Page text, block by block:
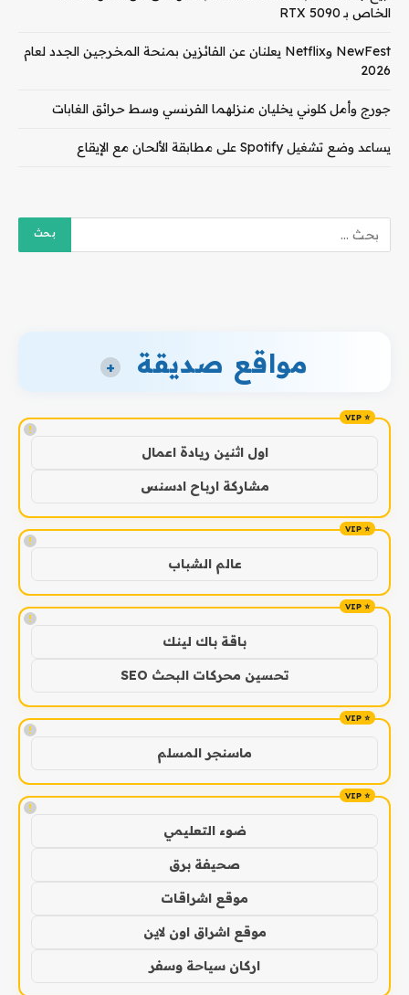
الخاص بـ RTX 5090
NewFest وNetflix يعلنان عن الفائزين بمنحة المخرجين الجدد لعام
2026
جورج وأمل كلوني يخليان منزلهما الفرنسي وسط حرائق الغابات
يساعد وضع تشغيل Spotify على مطابقة الألحان مع الإيقاع
مواقع صديقة +
!
اول اثنين ريادة اعمال
مشاركة ارباح ادسنس
!
عالم الشباب
!
باقة باك لينك
تحسين محركات البحث SEO
!
ماسنجر المسلم
!
ضوء التعليمي
صحيفة برق
موقع اشراقات
موقع اشراق اون لاين
اركان سياحة وسفر